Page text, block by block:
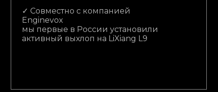
✓ Совместно с компанией
Enginevox
мы первые в России установили
активный выхлоп на LiXiang L9